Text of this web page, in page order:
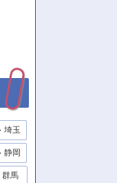
埼玉
静岡
群馬